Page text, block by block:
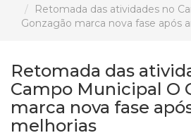
Retomada das atividades no
Gonzagão marca nova fase após
Retomada das
Campo Municipal O
marca nova fase
melhorias